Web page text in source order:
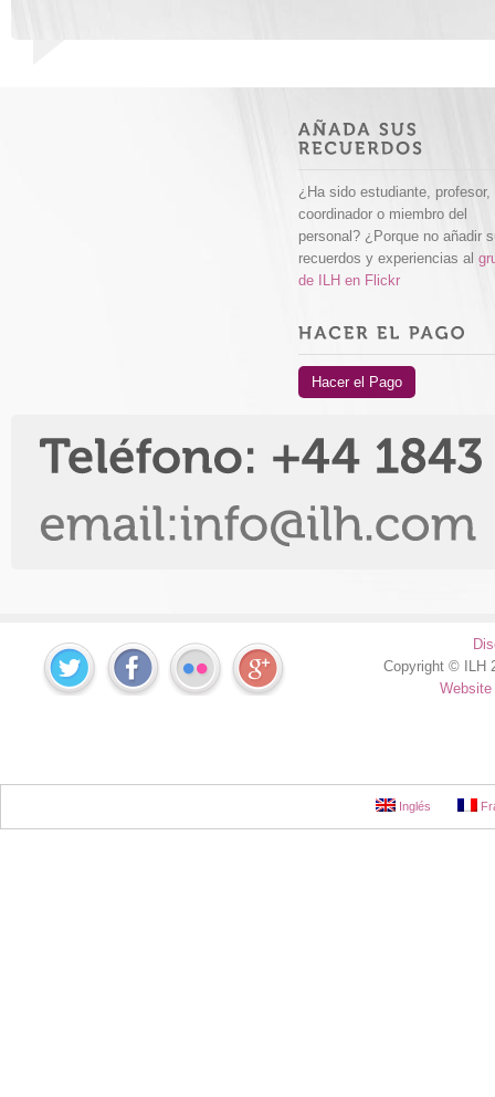
¿Ha sido estudiante, profesor,
coordinador o miembro del
personal? ¿Porque no añadir
recuerdos y experiencias al
de ILH en Flickr
Hacer el Pago
Copyright © ILH
Inglés